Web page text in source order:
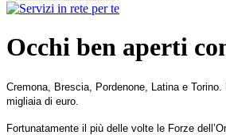
Occhi ben aperti
Cremona, Brescia, Pordenone, Latina e
migliaia di euro.
Fortunatamente il più delle volte le Forze